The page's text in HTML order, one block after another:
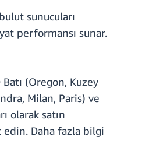
sunucuları
performansı sunar.
(Oregon, Kuzey
Milan, Paris) ve
olarak satın
edin. Daha fazla bilgi